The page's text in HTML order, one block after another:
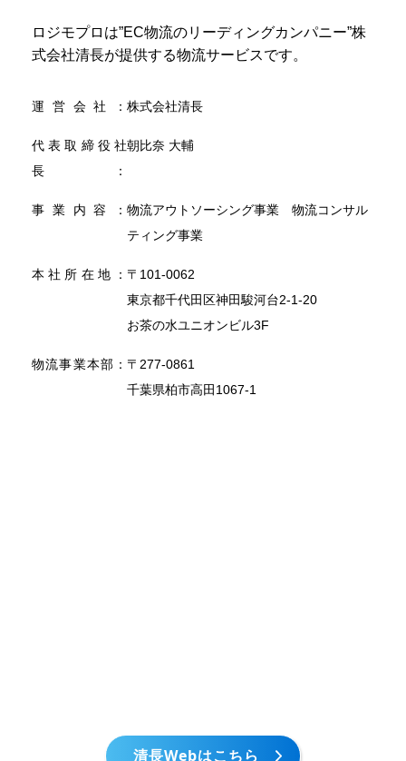
ロジモプロは”EC物流のリーディングカンパニー”株
式会社清長が提供する物流サービスです。
運営会社 株式会社清長
代表取締役社
長
朝比奈 大輔
事業内容
物流アウトソーシング事業 物流コンサル
ティング事業
本社所在地
〒101-0062
東京都千代田区神田駿河台2-1-20
お茶の水ユニオンビル3F
物流事業本部
〒277-0861
千葉県柏市高田1067-1
清長Webはこちら